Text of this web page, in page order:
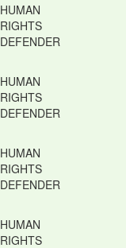
HUMAN
RIGHTS
DEFENDER
HUMAN
RIGHTS
DEFENDER
HUMAN
RIGHTS
DEFENDER
HUMAN
RIGHTS